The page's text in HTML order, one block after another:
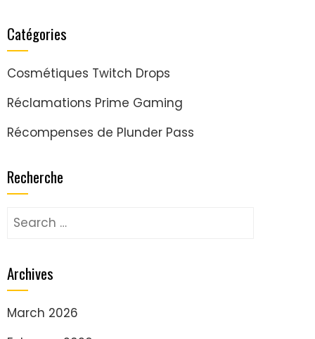
Catégories
Cosmétiques Twitch Drops
Réclamations Prime Gaming
Récompenses de Plunder Pass
Recherche
Search
Archives
March 2026